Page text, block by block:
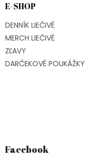
E-SHOP
DENNÍK LIEČIVÉ
MERCH LIEČIVÉ
ZĽAVY
DARČEKOVÉ POUKÁŽKY
Facebook